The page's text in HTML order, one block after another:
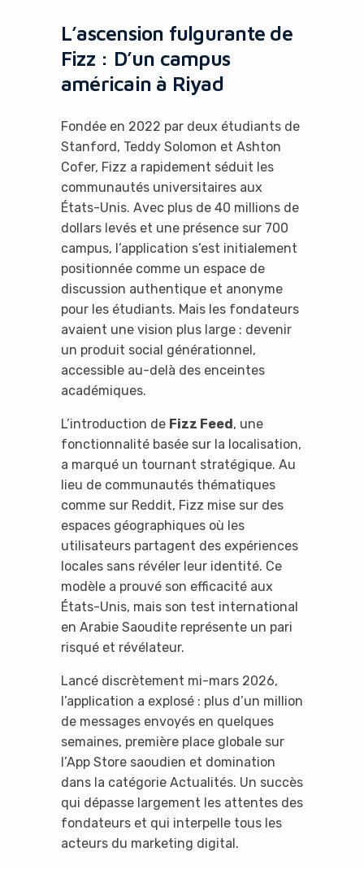
L’ascension fulgurante de
Fizz : D’un campus
américain à Riyad
Fondée en 2022 par deux étudiants de
Stanford, Teddy Solomon et Ashton
Cofer, Fizz a rapidement séduit les
communautés universitaires aux
États-Unis. Avec plus de 40 millions de
dollars levés et une présence sur 700
campus, l’application s’est initialement
positionnée comme un espace de
discussion authentique et anonyme
pour les étudiants. Mais les fondateurs
avaient une vision plus large : devenir
un produit social générationnel,
accessible au-delà des enceintes
académiques.
L’introduction de Fizz Feed, une
fonctionnalité basée sur la localisation,
a marqué un tournant stratégique. Au
lieu de communautés thématiques
comme sur Reddit, Fizz mise sur des
espaces géographiques où les
utilisateurs partagent des expériences
locales sans révéler leur identité. Ce
modèle a prouvé son efficacité aux
États-Unis, mais son test international
en Arabie Saoudite représente un pari
risqué et révélateur.
Lancé discrètement mi-mars 2026,
l’application a explosé : plus d’un million
de messages envoyés en quelques
semaines, première place globale sur
l’App Store saoudien et domination
dans la catégorie Actualités. Un succès
qui dépasse largement les attentes des
fondateurs et qui interpelle tous les
acteurs du marketing digital.